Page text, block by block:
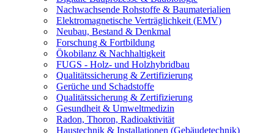
Nachwachsende Rohstoffe & Baumaterialien
Elektromagnetische Verträglichkeit (EMV)
Neubau, Bestand & Denkmal
Forschung & Fortbildung
Ökobilanz & Nachhaltigkeit
FUGS - Holz- und Holzhybridbau
Qualitätssicherung & Zertifizierung
Gerüche und Schadstoffe
Qualitätssicherung & Zertifizierung
Gesundheit & Umweltmedizin
Radon, Thoron, Radioaktivität
Haustechnik & Installationen (Gebäudetechnik)